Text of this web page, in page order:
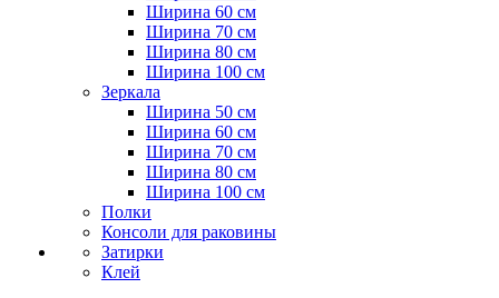
Ширина 60 см
Ширина 70 см
Ширина 80 см
Ширина 100 см
Зеркала
Ширина 50 см
Ширина 60 см
Ширина 70 см
Ширина 80 см
Ширина 100 см
Полки
Консоли для раковины
Затирки
Клей